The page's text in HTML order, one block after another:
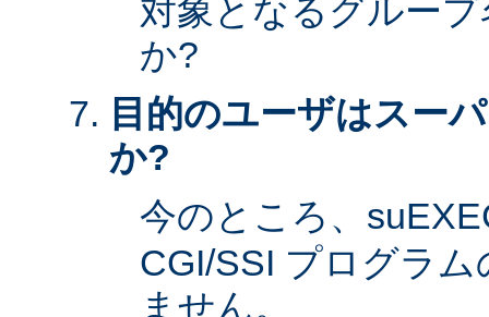
対象となるグルー
か?
目的のユーザはスー
か?
今のところ、
CGI/SSI プログラ
ません。